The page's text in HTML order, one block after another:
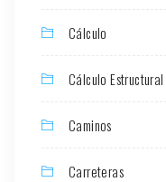
Cálculo
Cálculo Estructural
Caminos
Carreteras